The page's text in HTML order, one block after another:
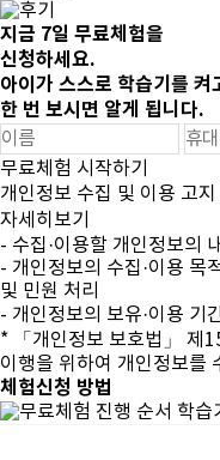
지금 7일 무료체험을
신청하세요.
아이가 스스로 학습기를 켜
한 번 보시면 알게 됩니다.
무료체험 시작하기
개인정보 수집 및 이용 고지
자세히보기
- 수집·이용할 개인정보의
- 개인정보의 수집·이용 목
및 민원 처리
- 개인정보의 보유·이용 기
* 「개인정보 보호법」 제
이행을 위하여 개인정보를
체험신청 방법
학습